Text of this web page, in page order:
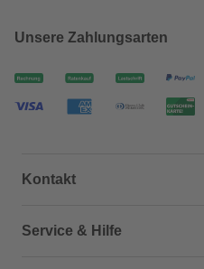
Unsere Zahlungsarten
Kontakt
Dein Kontakt zu uns
Service & Hilfe